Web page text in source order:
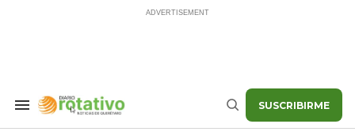
Search
Buscar SUSCRIBIRME